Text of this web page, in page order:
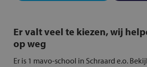
Er valt veel te kiezen, wij
op weg
Er is 1 mavo-school in Schraard e.o.